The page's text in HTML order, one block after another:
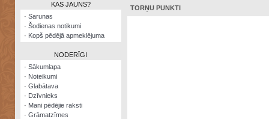
Šodienas
notikumi
Visatcera
almanahs
Arhīvs
KAS JAUNS?
· Sarunas
· Šodienas notikumi
· Kopš pēdējā apmeklējuma
NODERĪGI
· Sākumlapa
· Noteikumi
· Glabātava
· Dzīvnieks
· Mani pēdējie raksti
· Grāmatzīmes
TORŅU PUNKTI